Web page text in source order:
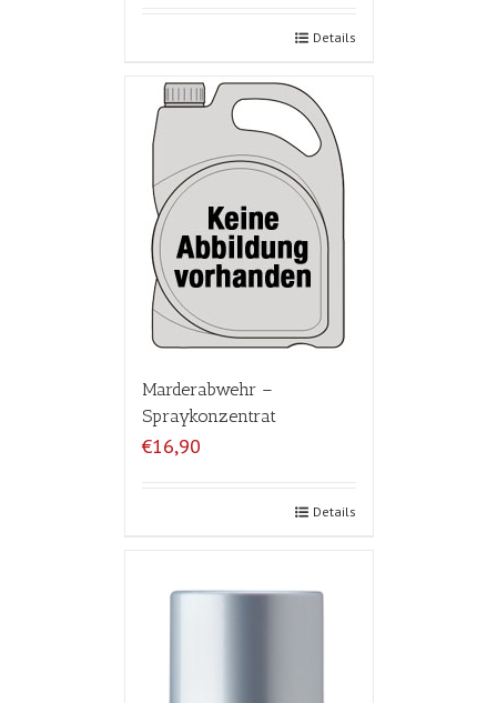
Details
Marderabwehr –
Spraykonzentrat
€16,90
Details